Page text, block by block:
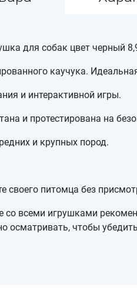
для собак цвет черный
каучука.
и интерактивной игры.
и протестирована на
и крупных пород.
своего питомца без
со всеми игрушками
осматривать, чтобы